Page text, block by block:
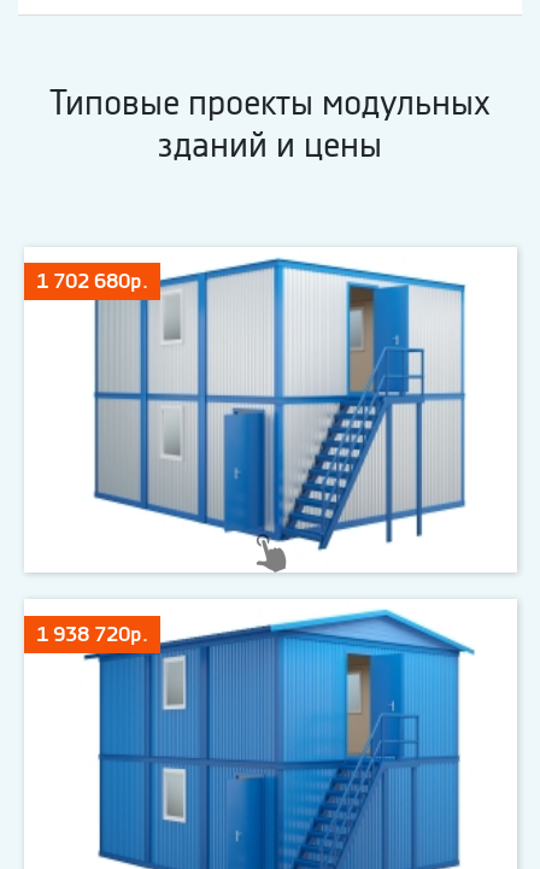
Типовые проекты модульных
зданий и цены
1 702 680р.
1 938 720р.